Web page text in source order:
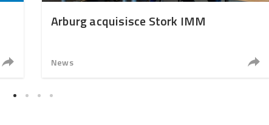
Arburg acquisisce Stork IMM
News